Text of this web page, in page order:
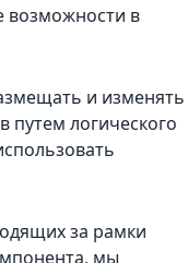
возможности в
и изменять
путем логического
за рамки
мы